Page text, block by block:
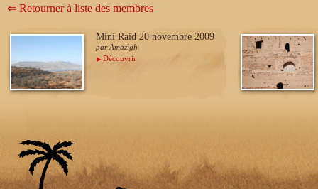
⇐ Retourner à liste des membres
Mini Raid 20 novembre 2009
par Amazigh
Découvrir